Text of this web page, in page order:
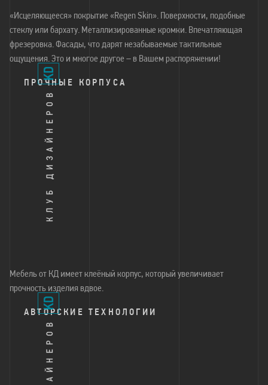
«Исцеляющееся» покрытие «Regen Skin». Поверхности, подобные
стеклу или бархату. Металлизированные кромки. Впечатляющая
фрезеровка. Фасады, что дарят незабываемые тактильные
ощущения. Это и многое другое – в Вашем распоряжении!
ПРОЧНЫЕ КОРПУСА
Мебель от КД имеет клеёный корпус, который увеличивает
прочность изделия вдвое.
АВТОРСКИЕ ТЕХНОЛОГИИ